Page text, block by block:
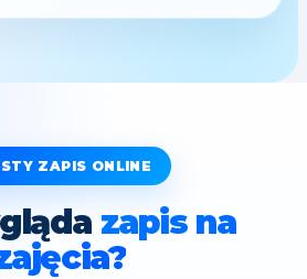
ZAPIS ONLINE
zapis na